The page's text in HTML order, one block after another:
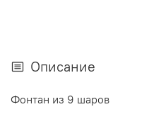
Описание
Фонтан из 9 шаров